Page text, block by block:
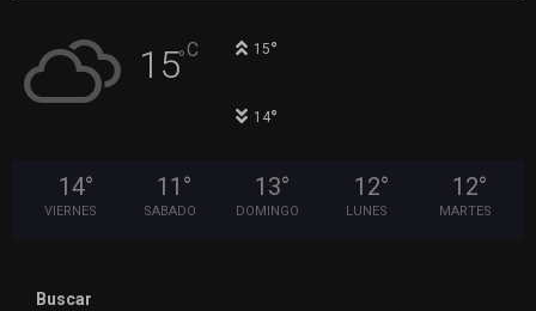
15°C 15°
14°
14°
VIERNES
11 °
SABADO
13°
DOMINGO
12°
LUNES
12°
MARTES
Buscar